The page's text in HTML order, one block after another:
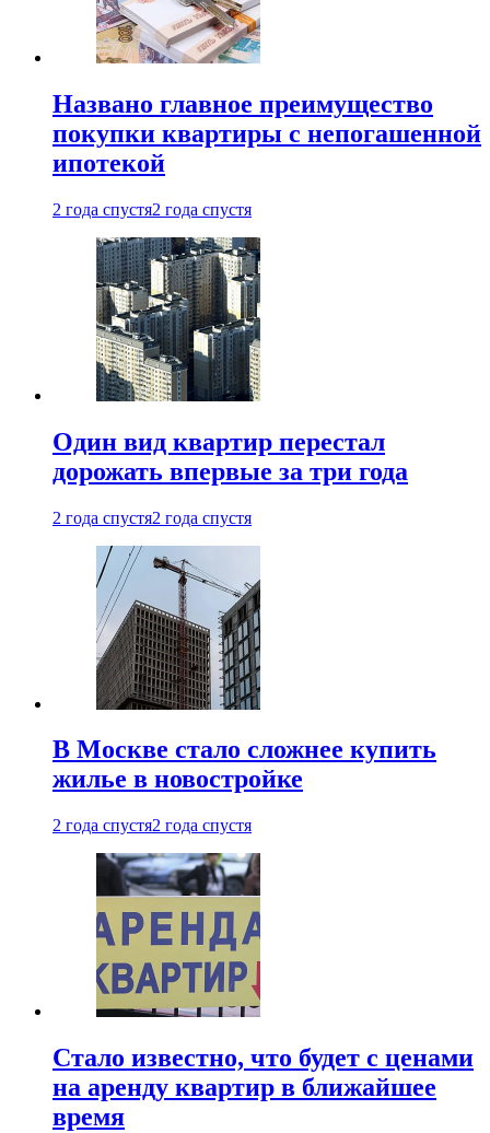
Названо главное преимущество
покупки квартиры с непогашенной
ипотекой
2 года спустя2 года спустя
Один вид квартир перестал
дорожать впервые за три года
2 года спустя2 года спустя
В Москве стало сложнее купить
жилье в новостройке
2 года спустя2 года спустя
Стало известно, что будет с ценами
на аренду квартир в ближайшее
время